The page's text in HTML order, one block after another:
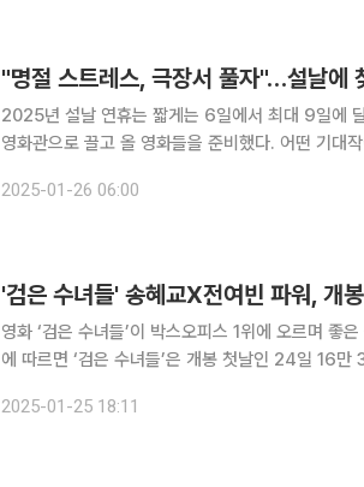
"명절 스트레스, 극장서 풀자"…설날에
2025년 설날 연휴는 짧게는 6일에서 최대 9일에
영화관으로 끌고 올 영화들을 준비했다. 어떤 기대
2025-01-26 06:00
'검은 수녀들' 송혜교X전여빈 파워, 개
영화 ‘검은 수녀들’이 박스오피스 1위에 오르며 좋은 출발을 알렸다. 25일 영
에 따르면 ‘검은 수녀들’은 개봉 첫날인 24일 16
한 후속편으로 ‘카운트’(2023)를 연출한 권
2025-01-25 18:11